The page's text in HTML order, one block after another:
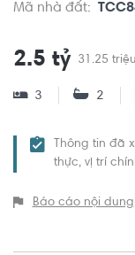
Mã nhà đất:
2.5 tỷ 31.25
3 2
Thông tin đã
thực, vị trí
Báo cáo nội dung